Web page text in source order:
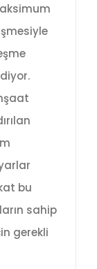
bu
sahip
gerekli